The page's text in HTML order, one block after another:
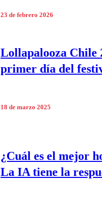
23 de febrero 2026
Lollapalooza Chile
primer día del
18 de marzo 2025
¿Cuál es el mejor
La IA tiene la